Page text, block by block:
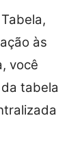
às
você
tabela